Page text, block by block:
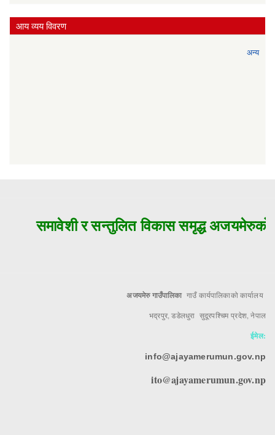
आय व्यय विवरण
अन्य
समावेशी र सन्तुलित विकास समृद्ध अजयमेरुको
अजयमेरु गाउँपालिका गाउँ कार्यपालिकाको कार्यालय
भद्रपुर, डडेलधुरा सुदूरपश्चिम प्रदेश, नेपाल
ईमेल:
info@ajayamerumun.gov.np
ito@ajayamerumun.gov.np